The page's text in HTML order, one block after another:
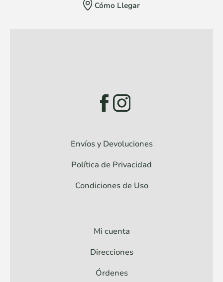
Cómo Llegar
Envíos y Devoluciones
Política de Privacidad
Condiciones de Uso
Mi cuenta
Direcciones
Órdenes